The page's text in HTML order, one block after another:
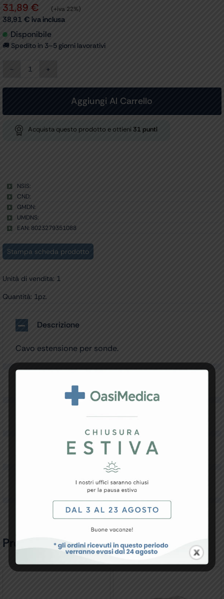
31,89 € (+iva 22%)
38,91 € iva inclusa
Disponibile
🚚 Spedito in 3–5 giorni lavorativi
CAVO
per
35100-
1
quantità
Aggiungi Al Carrello
Acquista questo prodotto e ottieni 31 punti
NSIS:
CND:
GMDN:
UMDNS:
EAN: 8023279351088
Stampa scheda prodotto
Unità di vendita: 1
Quantità: 1pz.
Descrizione
Cavo estensione per sonde.
Specifiche Tecniche
Resi e Garanzia
Downloads
Recensioni
Prodotti Correlati